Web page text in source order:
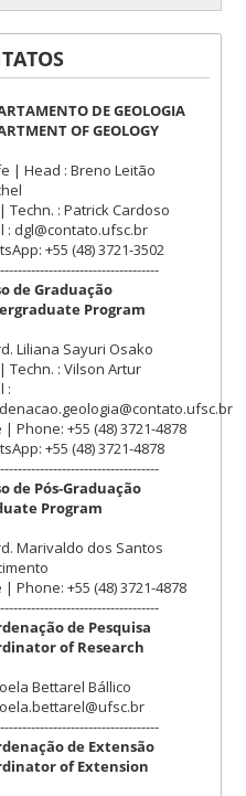
DE GEOLOGIA
OF GEOLOGY
| Head : Breno Leitão
Techn. : Patrick Cardoso
: dgl@contato.ufsc.br
+55 (48) 3721-3502
de Graduação
Program
Liliana Sayuri Osako
Techn. : Vilson Artur
:
| Phone: +55 (48) 3721-4878
+55 (48) 3721-4878
de Pós-Graduação
Program
Marivaldo dos Santos
| Phone: +55 (48) 3721-4878
de Pesquisa
of Research
Bettarel Bállico
de Extensão
of Extension